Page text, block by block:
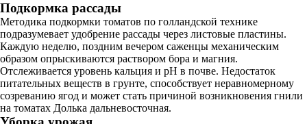
Подкормка рассады
Методика подкормки томатов по голландской технике
подразумевает удобрение рассады через листовые пластины.
Каждую неделю, поздним вечером саженцы механическим
образом опрыскиваются раствором бора и магния.
Отслеживается уровень кальция и pH в почве. Недостаток
питательных веществ в грунте, способствует неравномерному
созреванию ягод и может стать причиной возникновения гнили
на томатах Долька дальневосточная.